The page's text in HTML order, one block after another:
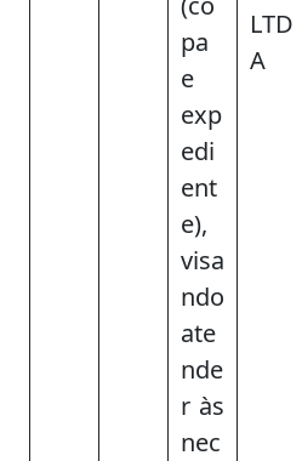
pa
e
exp
edi
ent
e),
visa
ndo
ate
nde
r às
nec
LTD
A